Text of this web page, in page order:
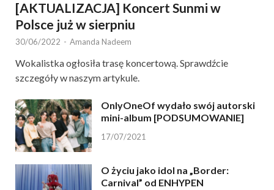
[AKTUALIZACJA] Koncert Sunmi w
Polsce już w sierpniu
30/06/2022 - Amanda Nadeem
Wokalistka ogłosiła trasę koncertową. Sprawdźcie
szczegóły w naszym artykule.
OnlyOneOf wydało swój autorski
mini-album [PODSUMOWANIE]
17/07/2021
O życiu jako idol na „Border:
Carnival” od ENHYPEN